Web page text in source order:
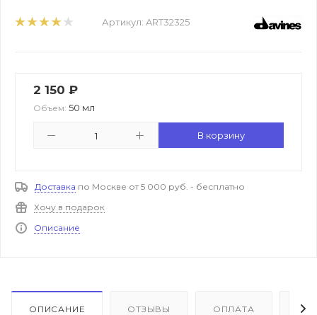
Артикул: ART32325
2 150 ₽
Объем: 50 мл
В корзину
Доставка по Москве от 5 000 руб. - бесплатно
Хочу в подарок
Описание
ОПИСАНИЕ ОТЗЫВЫ ОПЛАТА